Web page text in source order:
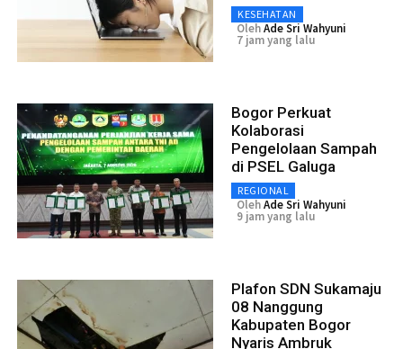
KESEHATAN
OlehAde Sri Wahyuni
7 jam yang lalu
Bogor Perkuat
Kolaborasi
Pengelolaan Sampah
di PSEL Galuga
REGIONAL
OlehAde Sri Wahyuni
9 jam yang lalu
Plafon SDN Sukamaju
08 Nanggung
Kabupaten Bogor
Nyaris Ambruk